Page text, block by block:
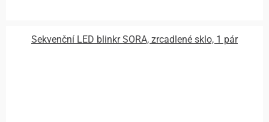
Sekvenční LED blinkr SORA, zrcadlené sklo, 1 pár